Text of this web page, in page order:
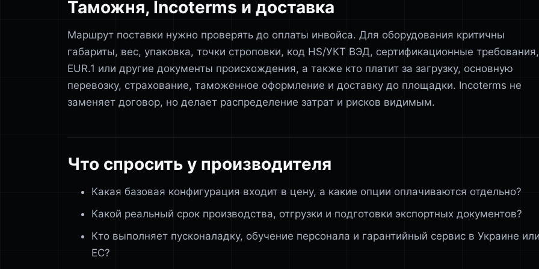
Таможня, Incoterms и доставка
Маршрут поставки нужно проверять до оплаты инвойса. Для оборудования критичны
габариты, вес, упаковка, точки строповки, код HS/УКТ ВЭД, сертификационные требования,
EUR.1 или другие документы происхождения, а также кто платит за загрузку, основную
перевозку, страхование, таможенное оформление и доставку до площадки. Incoterms не
заменяет договор, но делает распределение затрат и рисков видимым.
Что спросить у производителя
Какая базовая конфигурация входит в цену, а какие опции оплачиваются отдельно?
Какой реальный срок производства, отгрузки и подготовки экспортных документов?
Кто выполняет пусконаладку, обучение персонала и гарантийный сервис в Украине
ЕС?